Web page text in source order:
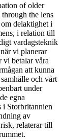
of older
the lens
delaktighet i
i relation till
vardagsteknik
vi planerar
vi betalar våra
att kunna
och vårt
under
egna
i Storbritannien
av
relaterar till